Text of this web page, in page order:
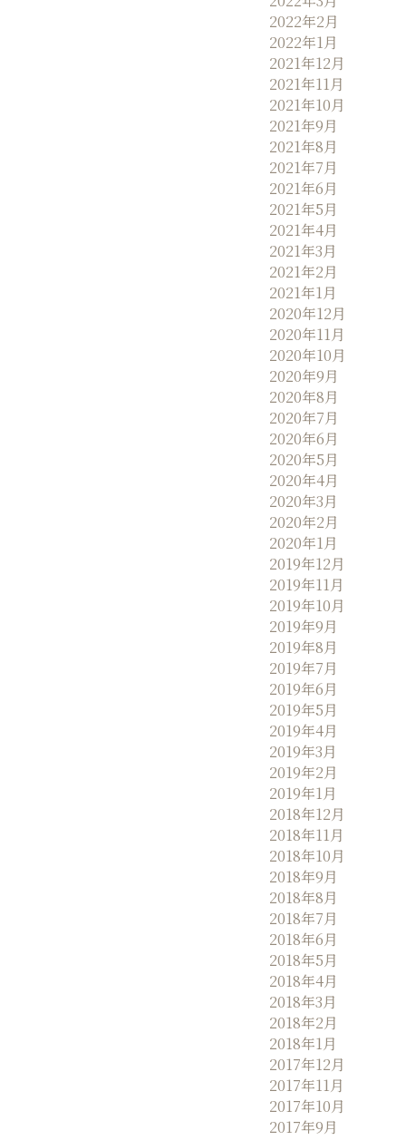
2022年2月
2022年1月
2021年12月
2021年11月
2021年10月
2021年9月
2021年8月
2021年7月
2021年6月
2021年5月
2021年4月
2021年3月
2021年2月
2021年1月
2020年12月
2020年11月
2020年10月
2020年9月
2020年8月
2020年7月
2020年6月
2020年5月
2020年4月
2020年3月
2020年2月
2020年1月
2019年12月
2019年11月
2019年10月
2019年9月
2019年8月
2019年7月
2019年6月
2019年5月
2019年4月
2019年3月
2019年2月
2019年1月
2018年12月
2018年11月
2018年10月
2018年9月
2018年8月
2018年7月
2018年6月
2018年5月
2018年4月
2018年3月
2018年2月
2018年1月
2017年12月
2017年11月
2017年10月
2017年9月